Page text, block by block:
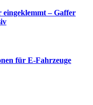
– Gaffer
für E-Fahrzeuge